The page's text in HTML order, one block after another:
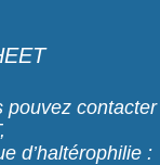
pouvez contacter
d’haltérophilie :